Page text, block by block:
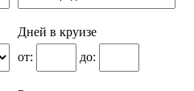
Дней в круизе
от:
до: